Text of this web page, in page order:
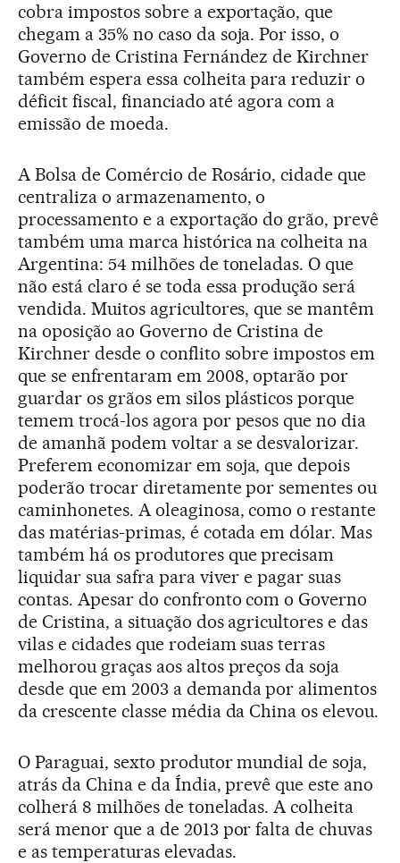
cobra impostos sobre a exportação, que
chegam a 35% no caso da soja. Por isso, o
Governo de Cristina Fernández de Kirchner
também espera essa colheita para reduzir o
déficit fiscal, financiado até agora com a
emissão de moeda.
A Bolsa de Comércio de Rosário, cidade que
centraliza o armazenamento, o
processamento e a exportação do grão, prevê
também uma marca histórica na colheita na
Argentina: 54 milhões de toneladas. O que
não está claro é se toda essa produção será
vendida. Muitos agricultores, que se mantêm
na oposição ao Governo de Cristina de
Kirchner desde o conflito sobre impostos em
que se enfrentaram em 2008, optarão por
guardar os grãos em silos plásticos porque
temem trocá-los agora por pesos que no dia
de amanhã podem voltar a se desvalorizar.
Preferem economizar em soja, que depois
poderão trocar diretamente por sementes ou
caminhonetes. A oleaginosa, como o restante
das matérias-primas, é cotada em dólar. Mas
também há os produtores que precisam
liquidar sua safra para viver e pagar suas
contas. Apesar do confronto com o Governo
de Cristina, a situação dos agricultores e das
vilas e cidades que rodeiam suas terras
melhorou graças aos altos preços da soja
desde que em 2003 a demanda por alimentos
da crescente classe média da China os elevou.
O Paraguai, sexto produtor mundial de soja,
atrás da China e da Índia, prevê que este ano
colherá 8 milhões de toneladas. A colheita
será menor que a de 2013 por falta de chuvas
e as temperaturas elevadas.